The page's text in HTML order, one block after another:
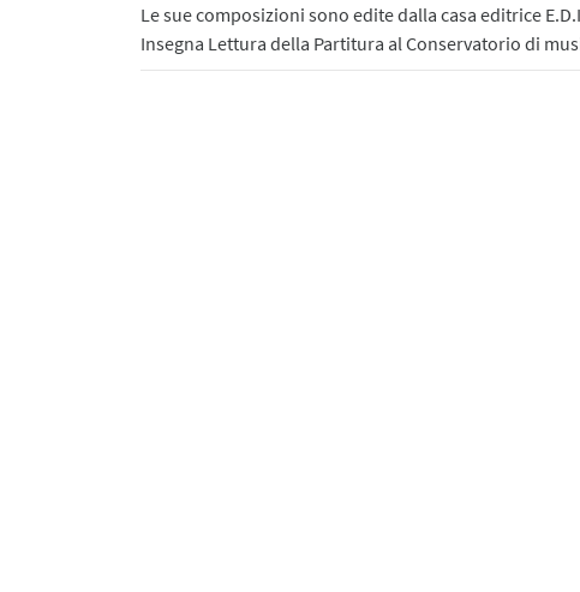
Le sue composizioni sono edite dalla casa editrice
Insegna Lettura della Partitura al Conservatorio di